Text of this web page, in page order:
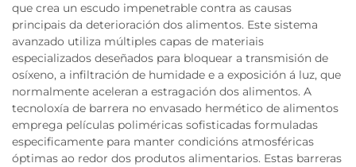
que crea un escudo impenetrable contra as causas
principais da deterioración dos alimentos. Este sistema
avanzado utiliza múltiples capas de materiais
especializados deseñados para bloquear a transmisión de
osíxeno, a infiltración de humidade e a exposición á luz, que
normalmente aceleran a estragación dos alimentos. A
tecnoloxía de barrera no envasado hermético de alimentos
emprega películas poliméricas sofisticadas formuladas
especificamente para manter condicións atmosféricas
óptimas ao redor dos produtos alimentarios. Estas barreras